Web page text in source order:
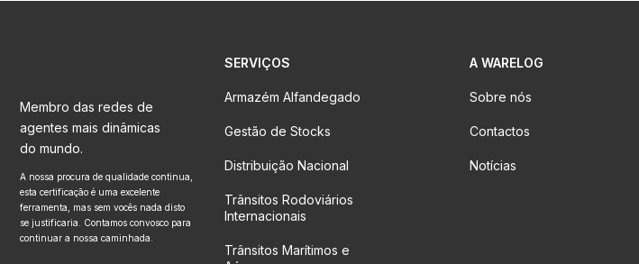
Membro das redes de
agentes mais dinâmicas
do mundo.
A nossa procura de qualidade continua,
esta certificação é uma excelente
ferramenta, mas sem vocês nada disto
se justificaria. Contamos convosco para
continuar a nossa caminhada.
SERVIÇOS
Armazém Alfandegado
Gestão de Stocks
Distribuição Nacional
Trânsitos Rodoviários
Internacionais
Trânsitos Marítimos e
A WARELOG
Sobre nós
Contactos
Notícias